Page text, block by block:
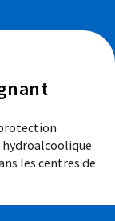
les centres de